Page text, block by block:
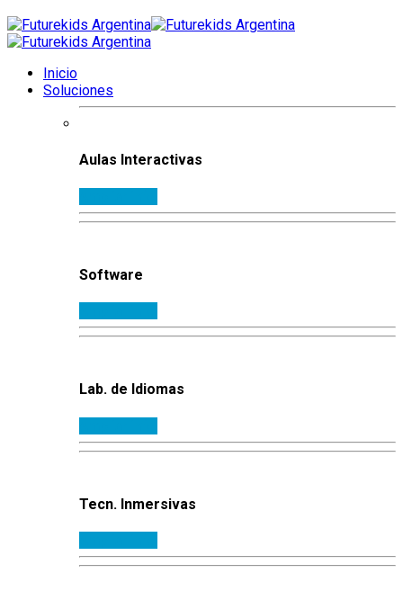
Inicio
Soluciones
Aulas Interactivas
Software
Lab. de Idiomas
Tecn. Inmersivas